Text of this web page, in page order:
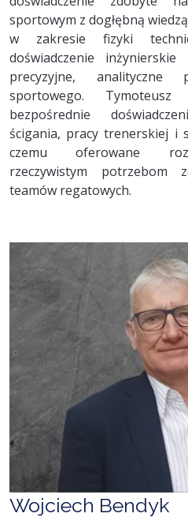
sportowym z dogłębną
w zakresie fizyki
doświadczenie
precyzyjne,
sportowego.
bezpośrednie
ścigania, pracy trenerskiej i
czemu oferowane
rzeczywistym potrzebom
teamów regatowych.
Wojciech Bendyk